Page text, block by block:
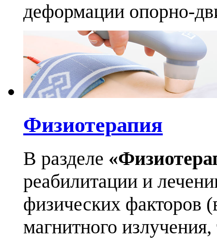
деформации опорно-
Физиотерапия
В разделе
реабилитации и
физических факторов
магнитного